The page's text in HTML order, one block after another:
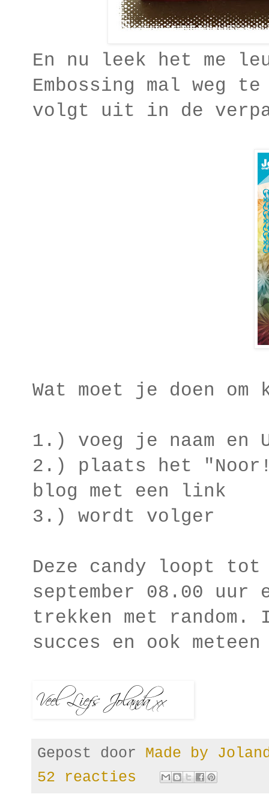
En nu leek het me
Embossing mal
volgt uit in de
Wat moet je doen om
1.) voeg je naam en
2.) plaats het
blog met een link
3.) wordt volger
Deze candy loopt tot
september 08.00
trekken met random.
succes en ook
Gepost door Made by
52 reacties